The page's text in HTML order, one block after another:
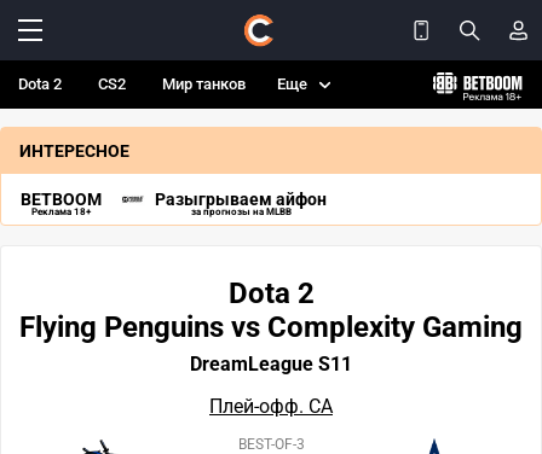
Dota 2 CS2 Мир танков Еще
ИНТЕРЕСНОЕ
BETBOOM
Реклама 18+
Разыгрываем айфон
за прогнозы на MLBB
Dota 2
Flying Penguins vs Complexity Gaming
DreamLeague S11
Плей-офф. СА
BEST-OF-3